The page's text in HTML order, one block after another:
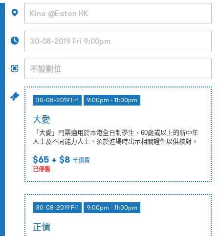
30-08-2019 Fri 9:00pm - 11:00pm
大愛
「大愛」門票適用於本港全日制學生、60歲或以上的新中年
人士及不同能力人士，須於進場時出示相關證件以供核對。
$65 + $8 手續費
已停售
30-08-2019 Fri 9:00pm - 11:00pm
正價